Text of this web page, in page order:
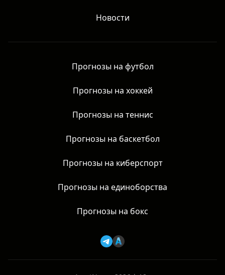
Новости
Прогнозы на футбол
Прогнозы на хоккей
Прогнозы на теннис
Прогнозы на баскетбол
Прогнозы на киберспорт
Прогнозы на единоборства
Прогнозы на бокс